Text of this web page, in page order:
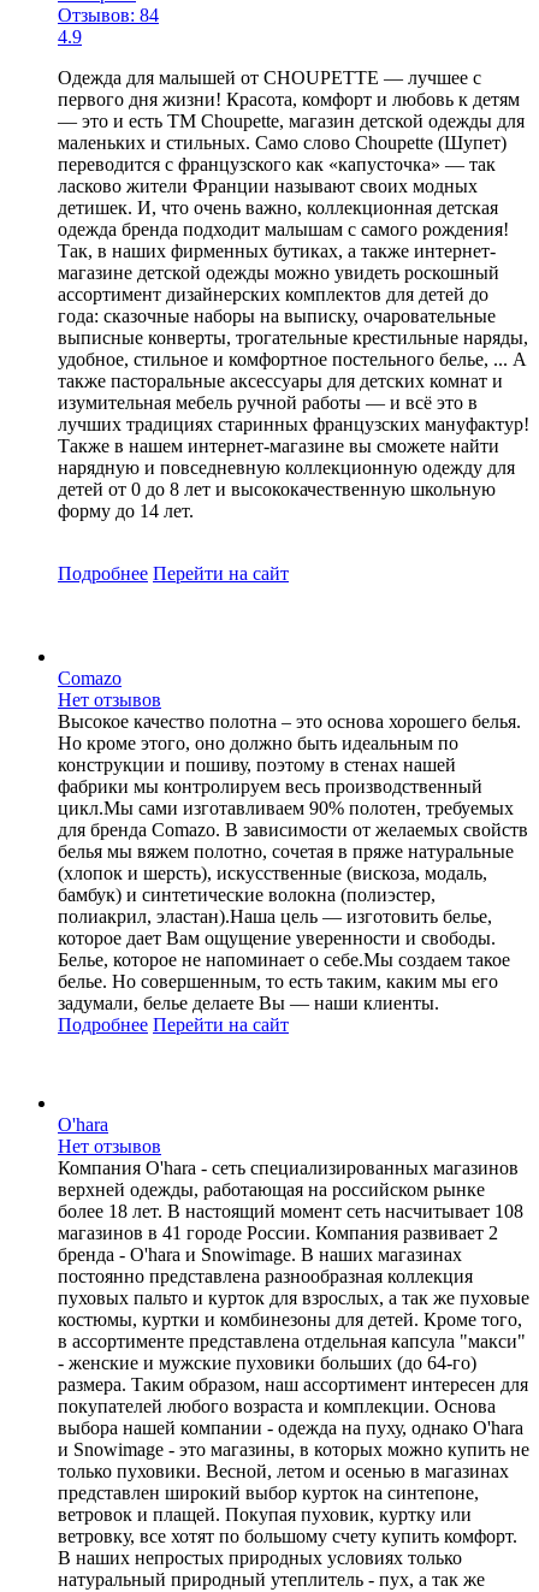
Отзывов: 84
4.9
Одежда для малышей от CHOUPETTE — лучшее с
первого дня жизни! Красота, комфорт и любовь к детям
— это и есть ТМ Choupette, магазин детской одежды для
маленьких и стильных. Само слово Choupette (Шупет)
переводится с французского как «капусточка» — так
ласково жители Франции называют своих модных
детишек. И, что очень важно, коллекционная детская
одежда бренда подходит малышам с самого рождения!
Так, в наших фирменных бутиках, а также интернет-
магазине детской одежды можно увидеть роскошный
ассортимент дизайнерских комплектов для детей до
года: сказочные наборы на выписку, очаровательные
выписные конверты, трогательные крестильные наряды,
удобное, стильное и комфортное постельного белье, ... А
также пасторальные аксессуары для детских комнат и
изумительная мебель ручной работы — и всё это в
лучших традициях старинных французских мануфактур!
Также в нашем интернет-магазине вы сможете найти
нарядную и повседневную коллекционную одежду для
детей от 0 до 8 лет и высококачественную школьную
форму до 14 лет.
Подробнее Перейти на сайт
Comazo
Нет отзывов
Высокое качество полотна – это основа хорошего белья.
Но кроме этого, оно должно быть идеальным по
конструкции и пошиву, поэтому в стенах нашей
фабрики мы контролируем весь производственный
цикл.Мы сами изготавливаем 90% полотен, требуемых
для бренда Comazo. В зависимости от желаемых свойств
белья мы вяжем полотно, сочетая в пряже натуральные
(хлопок и шерсть), искусственные (вискоза, модаль,
бамбук) и синтетические волокна (полиэстер,
полиакрил, эластан).Наша цель — изготовить белье,
которое дает Вам ощущение уверенности и свободы.
Белье, которое не напоминает о себе.Мы создаем такое
белье. Но совершенным, то есть таким, каким мы его
задумали, белье делаете Вы — наши клиенты.
Подробнее Перейти на сайт
O'hara
Нет отзывов
Компания O'hara - сеть специализированных магазинов
верхней одежды, работающая на российском рынке
более 18 лет. В настоящий момент сеть насчитывает 108
магазинов в 41 городе России. Компания развивает 2
бренда - O'hara и Snowimage. В наших магазинах
постоянно представлена разнообразная коллекция
пуховых пальто и курток для взрослых, а так же пуховые
костюмы, куртки и комбинезоны для детей. Кроме того,
в ассортименте представлена отдельная капсула "макси"
- женские и мужские пуховики больших (до 64-го)
размера. Таким образом, наш ассортимент интересен для
покупателей любого возраста и комплекции. Основа
выбора нашей компании - одежда на пуху, однако O'hara
и Snowimage - это магазины, в которых можно купить не
только пуховики. Весной, летом и осенью в магазинах
представлен широкий выбор курток на синтепоне,
ветровок и плащей. Покупая пуховик, куртку или
ветровку, все хотят по большому счету купить комфорт.
В наших непростых природных условиях только
натуральный природный утеплитель - пух, а так же